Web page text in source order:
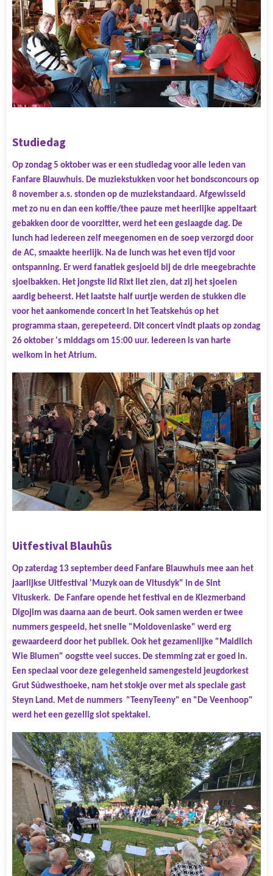
Studiedag
Op zondag 5 oktober was er een studiedag voor alle leden van
Fanfare Blauwhuis. De muziekstukken voor het bondsconcours op
8 november a.s. stonden op de muziekstandaard. Afgewisseld
met zo nu en dan een koffie/thee pauze met heerlijke appeltaart
gebakken door de voorzitter, werd het een geslaagde dag. De
lunch had iedereen zelf meegenomen en de soep verzorgd door
de AC, smaakte heerlijk. Na de lunch was het even tijd voor
ontspanning. Er werd fanatiek gesjoeld bij de drie meegebrachte
sjoelbakken. Het jongste lid Rixt liet zien, dat zij het sjoelen
aardig beheerst. Het laatste half uurtje werden de stukken die
voor het aankomende concert in het Teatskehús op het
programma staan, gerepeteerd. Dit concert vindt plaats op zondag
26 oktober 's middags om 15:00 uur. Iedereen is van harte
welkom in het Atrium.
Uitfestival Blauhûs
Op zaterdag 13 september deed Fanfare Blauwhuis mee aan het
jaarlijkse Uitfestival 'Muzyk oan de Vitusdyk" in de Sint
Vituskerk. De Fanfare opende het festival en de Klezmerband
Digojim was daarna aan de beurt. Ook samen werden er twee
nummers gespeeld, het snelle "Moldoveniaske" werd erg
gewaardeerd door het publiek. Ook het gezamenlijke "Maidlich
Wie Blumen" oogstte veel succes. De stemming zat er goed in.
Een speciaal voor deze gelegenheid samengesteld jeugdorkest
Grut Súdwesthoeke, nam het stokje over met als speciale gast
Steyn Land. Met de nummers "TeenyTeeny" en "De Veenhoop"
werd het een gezellig slot spektakel.